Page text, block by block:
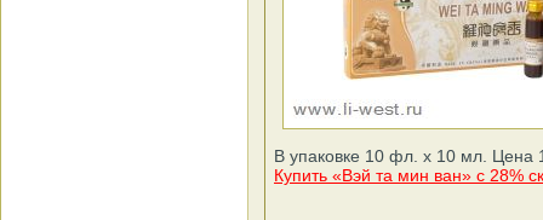
В упаковке 10 фл. х 10 мл. Цена
Купить «Вэй та мин ван» с 28%